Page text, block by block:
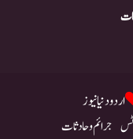
اردو دنیا نیوز
جرائم و حادثات